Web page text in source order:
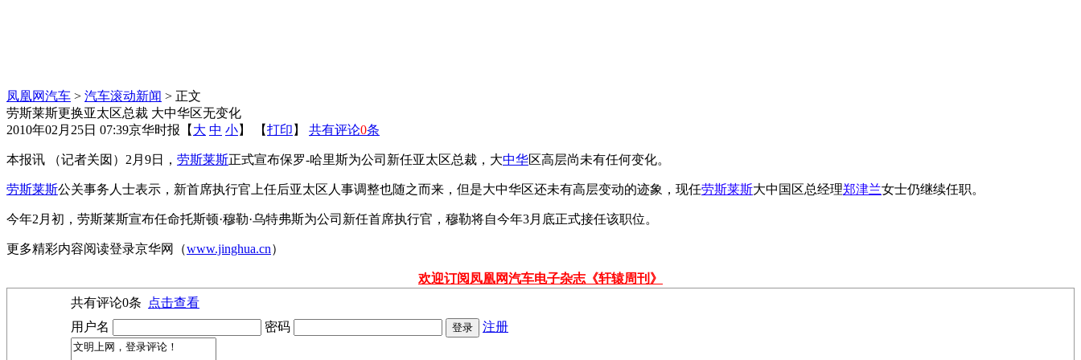
凤凰网汽车 > 汽车滚动新闻 > 正文
劳斯莱斯更换亚太区总裁 大中华区无变化
2010年02月25日 07:39京华时报 【 大 中 小】 【打印 】 共有评论0条
本报讯 （记者关囡）2月9日， 劳斯莱斯正式宣布保罗-哈里斯为公司新任亚太区总裁，大中华区高层尚未有任何变化。
劳斯莱斯公关事务人士表示，新首席执行官上任后亚太区人事调整也随之而来，但是大中华区还未有高层变动的迹象，现任劳斯莱斯大中国区总经理郑津兰女士仍继续任职。
今年2月初，劳斯莱斯宣布任命托斯顿·穆勒·乌特弗斯为公司新任首席执行官，穆勒将自今年3月底正式接任该职位。
更多精彩内容阅读登录京华网（www.jinghua.cn）
欢迎订阅凤凰网汽车电子杂志《轩辕周刊》
共有评论0条
点击查看
用户名
密码 注册